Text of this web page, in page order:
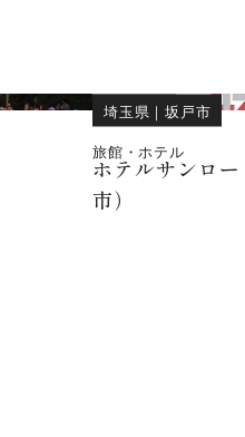
埼玉県 ｜坂戸市
旅館・ホテル
ホテルサンロ
市）